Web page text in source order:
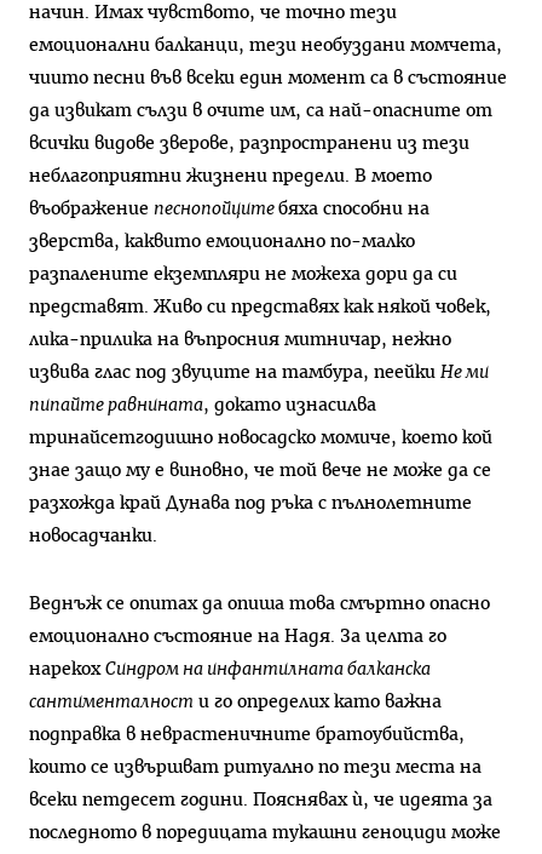
начин. Имах чувството, че точно тези
емоционални балканци, тези необуздани момчета,
чиито песни във всеки един момент са в състояние
да извикат сълзи в очите им, са най-опасните от
всички видове зверове, разпространени из тези
неблагоприятни жизнени предели. В моето
въображение песнопойците бяха способни на
зверства, каквито емоционално по-малко
разпалените екземпляри не можеха дори да си
представят. Живо си представях как някой човек,
лика-прилика на въпросния митничар, нежно
извива глас под звуците на тамбура, пеейки Не ми
пипайте равнината, докато изнасилва
тринайсетгодишно новосадско момиче, което кой
знае защо му е виновно, че той вече не може да се
разхожда край Дунава под ръка с пълнолетните
новосадчанки.
Веднъж се опитах да опиша това смъртно опасно
емоционално състояние на Надя. За целта го
нарекох Синдром на инфантилната балканска
сантименталност и го определих като важна
подправка в неврастеничните братоубийства,
които се извършват ритуално по тези места на
всеки петдесет години. Пояснявах ѝ, че идеята за
последното в поредицата тукашни геноциди може